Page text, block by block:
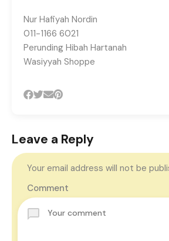
Nur Hafiyah Nordin
011-1166 6021
Perunding Hibah Hartanah
Wasiyyah Shoppe
Leave a Reply
Your email address will not be
Comment